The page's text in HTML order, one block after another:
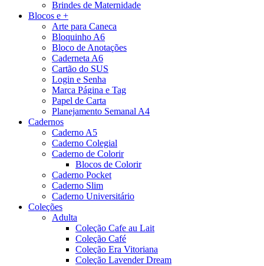
Brindes de Maternidade
Blocos e +
Arte para Caneca
Bloquinho A6
Bloco de Anotações
Caderneta A6
Cartão do SUS
Login e Senha
Marca Página e Tag
Papel de Carta
Planejamento Semanal A4
Cadernos
Caderno A5
Caderno Colegial
Caderno de Colorir
Blocos de Colorir
Caderno Pocket
Caderno Slim
Caderno Universitário
Coleções
Adulta
Coleção Cafe au Lait
Coleção Café
Coleção Era Vitoriana
Coleção Lavender Dream